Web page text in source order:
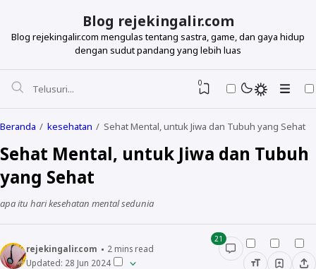
Blog rejekingalir.com
Blog rejekingalir.com mengulas tentang sastra, game, dan gaya hidup
dengan sudut pandang yang lebih luas
0
Beranda kesehatan Sehat Mental, untuk Jiwa dan Tubuh yang Sehat
Sehat Mental, untuk Jiwa dan Tubuh
yang Sehat
apa itu hari kesehatan mental sedunia
rejekingalir.com 2 mins read
Updated: 28 Jun 2024
21